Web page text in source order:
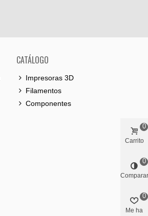
CATÁLOGO
Impresoras 3D
Filamentos
Componentes
Carrito
0
Comparar
0
Me ha
0